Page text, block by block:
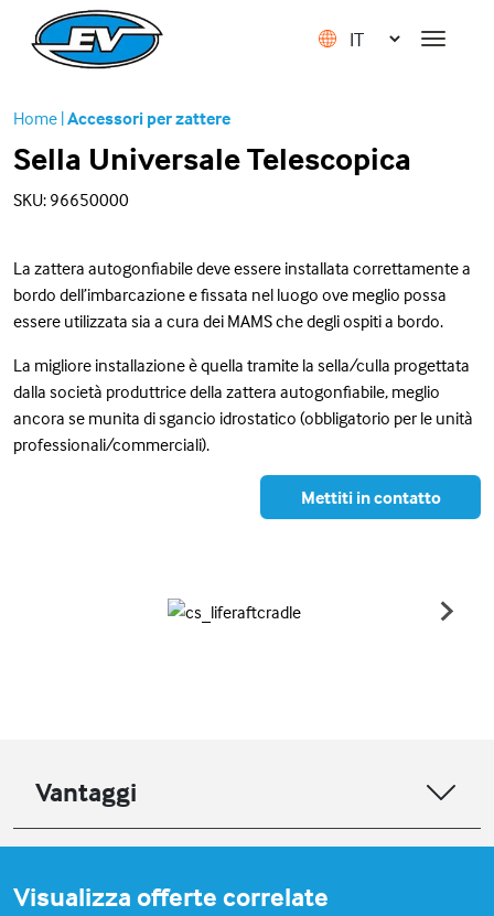
Home |Accessori per zattere
Sella Universale Telescopica
SKU: 96650000
La zattera autogonfiabile deve essere installata correttamente a
bordo dell’imbarcazione e fissata nel luogo ove meglio possa
essere utilizzata sia a cura dei MAMS che degli ospiti a bordo.
La migliore installazione è quella tramite la sella/culla progettata
dalla società produttrice della zattera autogonfiabile, meglio
ancora se munita di sgancio idrostatico (obbligatorio per le unità
professionali/commerciali).
Mettiti in contatto
Vantaggi
Visualizza offerte correlate